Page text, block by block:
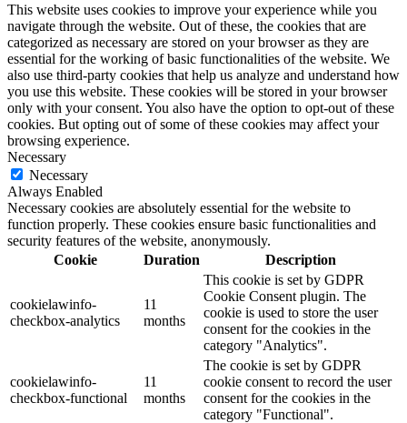
This website uses cookies to improve your experience while you
navigate through the website. Out of these, the cookies that are
categorized as necessary are stored on your browser as they are
essential for the working of basic functionalities of the website. We
also use third-party cookies that help us analyze and understand how
you use this website. These cookies will be stored in your browser
only with your consent. You also have the option to opt-out of these
cookies. But opting out of some of these cookies may affect your
browsing experience.
Necessary
Necessary
Always Enabled
Necessary cookies are absolutely essential for the website to
function properly. These cookies ensure basic functionalities and
security features of the website, anonymously.
Cookie
Duration Description
cookielawinfo-
checkbox-analytics
11
months
This cookie is set by GDPR
Cookie Consent plugin. The
cookie is used to store the user
consent for the cookies in the
category "Analytics".
cookielawinfo-
checkbox-functional
11
months
The cookie is set by GDPR
cookie consent to record the user
consent for the cookies in the
category "Functional".